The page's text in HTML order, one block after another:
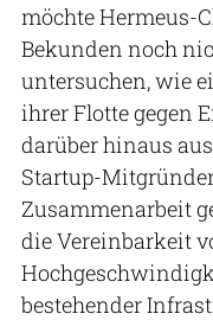
möchte Hermeus-
Bekunden noch
untersuchen, wie
ihrer Flotte gegen
darüber hinaus
Startup-
Zusammenarbeit
die Vereinbarkeit
bestehender